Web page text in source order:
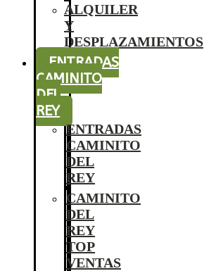
ALQUILER
Y
DESPLAZAMIENTOS
ENTRADAS
CAMINITO
DEL
REY
ENTRADAS
CAMINITO
DEL
REY
CAMINITO
DEL
REY
TOP
VENTAS